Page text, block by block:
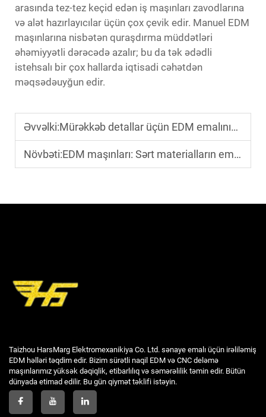
arasında tez-tez keçid edən iş maşınları zavodlarına
və alət hazırlayıcılar üçün çox çevik edir. Manuel EDM
maşınlarına nisbətən quraşdırma müddətləri
əhəmiyyətli dərəcədə azalır; bu da tək ədədli
istehsalı bir çox hallarda iqtisadi cəhətdən
məqsədəuyğun edir.
Əvvəlki:Mürəkkəb detallar üçün EDM emalının üstünlükləri nələrdir?
Növbəti:EDM maşınları: Sərt materialların emalında üstünlüklər
Taizhou HarsMarg Elektromexanikiya Co. Ltd. sənaye emalı üçün irəliləmiş
EDM həlləri təqdim edir. Bizim sürətli naqil EDM və CNC deləmə
maşınlarımız yüksək dəqiqlik, etibarlılıq və səmərəlilik təmin edir. Bütün
dünyada etimad edilir. Bu gün qiymət təklifi istəyin.